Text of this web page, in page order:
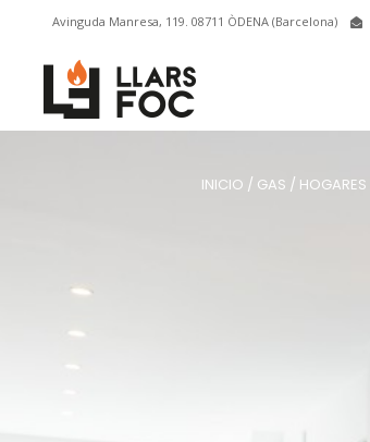
Avinguda Manresa, 119. 08711 ÒDENA (Barcelona)
INICIO / GAS / HOGARES